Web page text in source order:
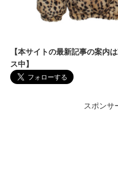
【本サイトの最新記事の案内
ス中】
スポンサ